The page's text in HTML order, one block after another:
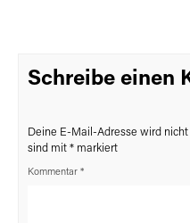
Schreibe einen
Deine E-Mail-Adresse wird
sind mit * markiert
Kommentar *